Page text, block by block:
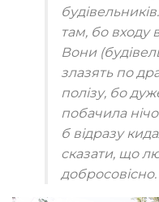
там, бо входу
Вони
злазять по
полізу, бо
побачила
б відразу
сказати, що
добросовісно.